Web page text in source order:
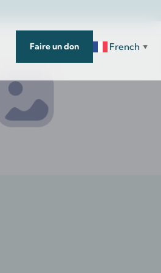
Faire un don French ▼